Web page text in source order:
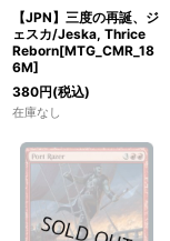
【JPN】三度の再誕、ジ
ェスカ/Jeska, Thrice
Reborn[MTG_CMR_18
6M]
380円(税込)
在庫なし